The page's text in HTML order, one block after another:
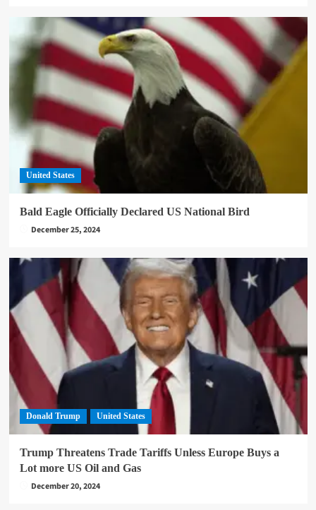
United States
Bald Eagle Officially Declared US National Bird
December 25, 2024
Donald Trump United States
Trump Threatens Trade Tariffs Unless Europe Buys a
Lot more US Oil and Gas
December 20, 2024